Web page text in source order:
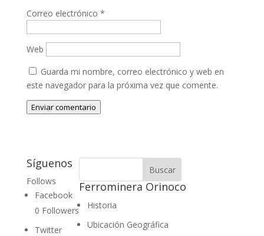
Correo electrónico *
Web
Guarda mi nombre, correo electrónico y web en
este navegador para la próxima vez que comente.
Enviar comentario
Síguenos
Follows
Facebook
0 Followers
Twitter
Ferrominera Orinoco
Historia
Ubicación Geográfica